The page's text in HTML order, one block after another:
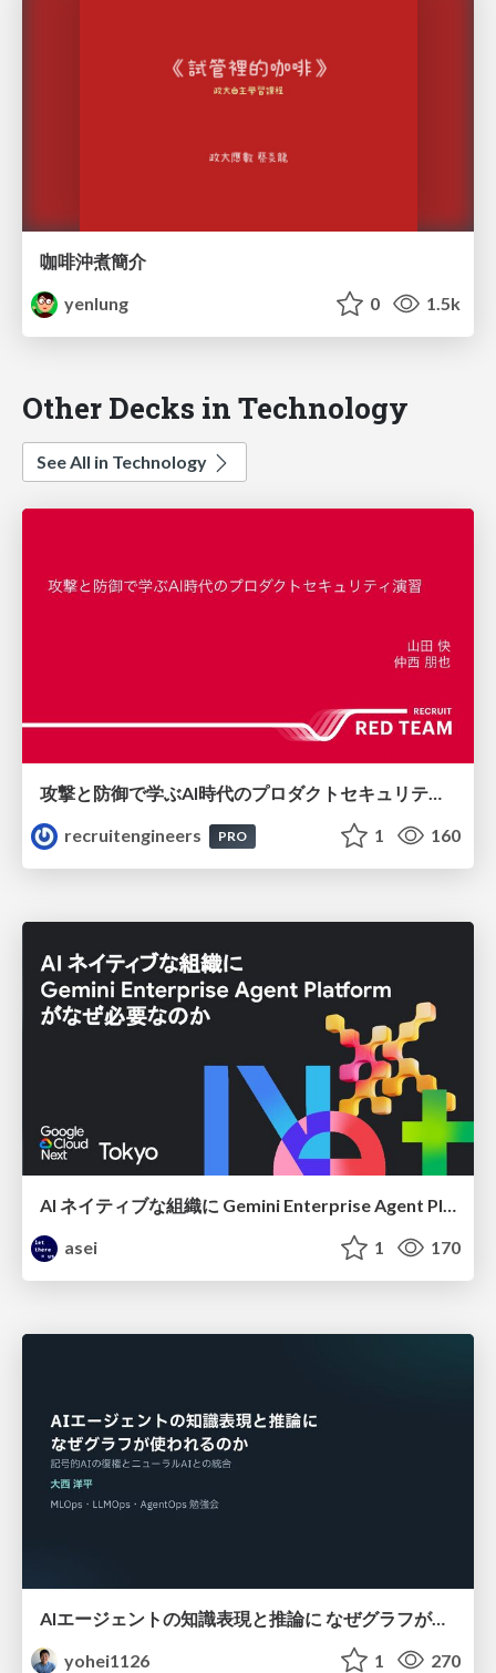
咖啡沖煮簡介
yenlung
0 1.5k
Other Decks in Technology
See All in Technology
recruitengineers
PRO 1 160
AI ネイティブな組織に Gemini Enterprise Agent Platform がなぜ必要なのか
asei
1 170
AIエージェントの知識表現と推論に なぜグラフが使われるのか - 記号的AIの復権とニューラルAIとの統合
yohei1126
1 270